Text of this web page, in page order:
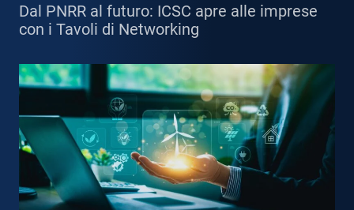
Dal PNRR al futuro: ICSC apre alle imprese
con i Tavoli di Networking